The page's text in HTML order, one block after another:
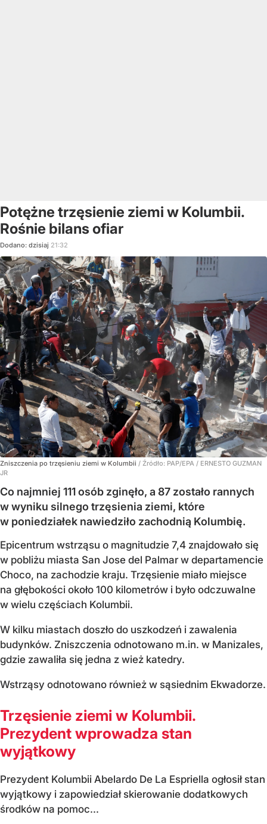
Potężne trzęsienie ziemi w Kolumbii.
Rośnie bilans ofiar
Dodano: dzisiaj 21:32
Zniszczenia po trzęsieniu ziemi w Kolumbii / Źródło: PAP/EPA / ERNESTO GUZMAN
JR
Co najmniej 111 osób zginęło, a 87 zostało rannych
w wyniku silnego trzęsienia ziemi, które
w poniedziałek nawiedziło zachodnią Kolumbię.
Epicentrum wstrząsu o magnitudzie 7,4 znajdowało się
w pobliżu miasta San Jose del Palmar w departamencie
Choco, na zachodzie kraju. Trzęsienie miało miejsce
na głębokości około 100 kilometrów i było odczuwalne
w wielu częściach Kolumbii.
W kilku miastach doszło do uszkodzeń i zawalenia
budynków. Zniszczenia odnotowano m.in. w Manizales,
gdzie zawaliła się jedna z wież katedry.
Wstrząsy odnotowano również w sąsiednim Ekwadorze.
Trzęsienie ziemi w Kolumbii.
Prezydent wprowadza stan
wyjątkowy
Prezydent Kolumbii Abelardo De La Espriella ogłosił stan
wyjątkowy i zapowiedział skierowanie dodatkowych
środków na pomoc...